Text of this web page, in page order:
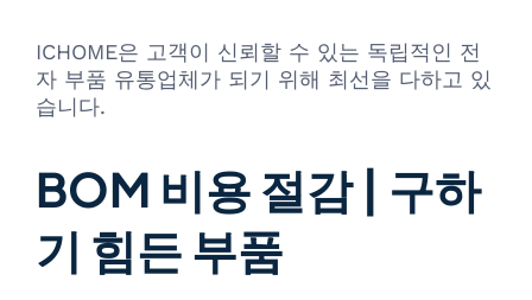
ICHOME은 고객이 신뢰할 수 있는 독립적인 전
자 부품 유통업체가 되기 위해 최선을 다하고 있
습니다.
BOM 비용 절감 | 구하
기 힘든 부품